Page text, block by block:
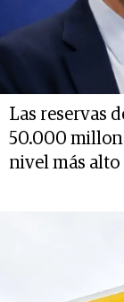
Las reservas
50.000
nivel más alto